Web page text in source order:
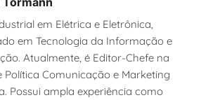
em Elétrica e Eletrônica,
em Tecnologia da Informação e
Atualmente, é Editor-Chefe na
Política Comunicação e Marketing
Possui ampla experiência como